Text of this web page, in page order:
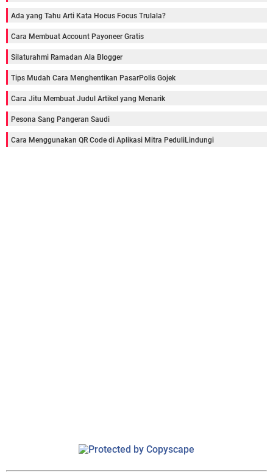
Ada yang Tahu Arti Kata Hocus Focus Trulala?
Cara Membuat Account Payoneer Gratis
Silaturahmi Ramadan Ala Blogger
Tips Mudah Cara Menghentikan PasarPolis Gojek
Cara Jitu Membuat Judul Artikel yang Menarik
Pesona Sang Pangeran Saudi
Cara Menggunakan QR Code di Aplikasi Mitra PeduliLindungi